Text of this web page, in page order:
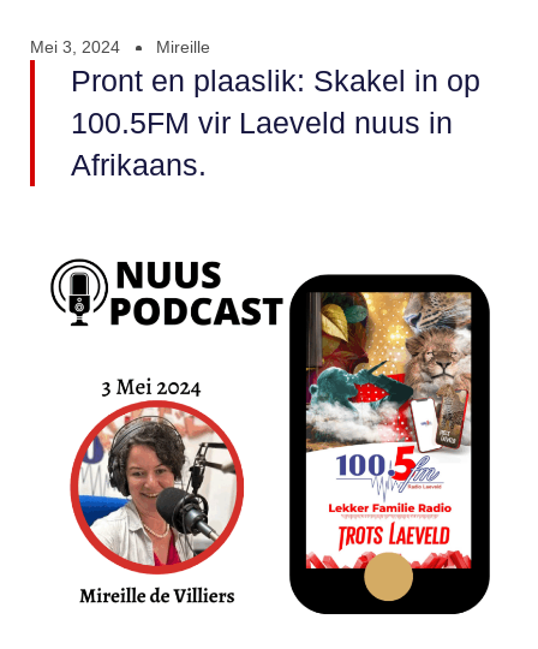
Mei 3, 2024 Mireille
Pront en plaaslik: Skakel in op
100.5FM vir Laeveld nuus in
Afrikaans.